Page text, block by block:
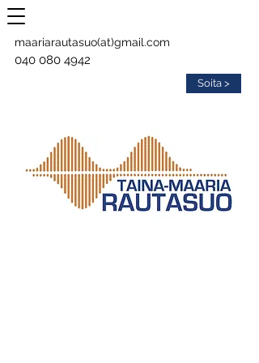
maariarautasuo(at)gmail.com
040 080 4942
Soita >